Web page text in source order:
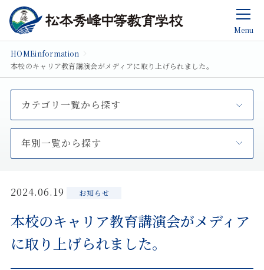
Menu
HOMEinformation
本校のキャリア教育講演会がメディアに取り上げられました。
カテゴリ一覧から探す
年別一覧から探す
2024.06.19 お知らせ
本校のキャリア教育講演会がメディア
に取り上げられました。